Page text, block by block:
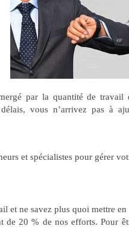
par la quantité de
vous n’arrivez pas à
et spécialistes pour gérer
et ne savez plus quoi mettre
de 20 % de nos efforts. Pour